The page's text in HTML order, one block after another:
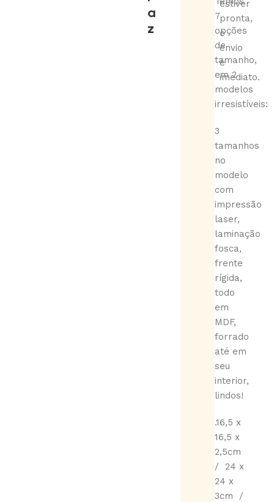
a
z
estiver
pronta,
o
envio
é
imediato.
7
opções
de
tamanho,
em 2
modelos
irresistíveis:
3
tamanhos
no
modelo
com
impressão
laser,
laminação
fosca,
frente
rígida,
todo
em
MDF,
forrado
até em
seu
interior,
lindos!
.16,5 x
16,5 x
2,5cm
/ 24 x
24 x
3cm /